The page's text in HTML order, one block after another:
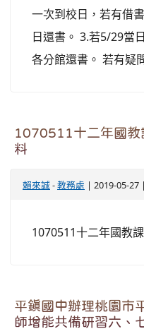
一次到校日，若有借
日還書。 3.若5/29當
各分館還書。 若有疑
1070511十二年國教
料
賴來誠-教務處 | 2019-05-27
1070511十二年國教
平鎮國中辦理桃園市
師增能共備研習六、